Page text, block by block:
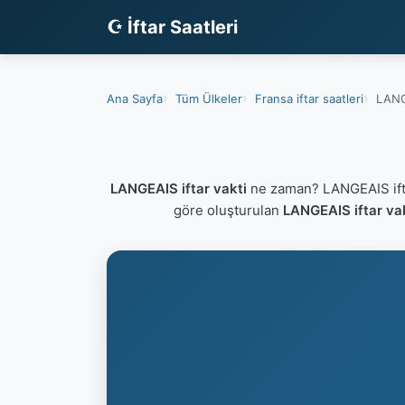
☪ İftar Saatleri
Ana Sayfa Tüm Ülkeler Fransa iftar saatleri
LANGEAIS iftar vakti ne zaman? LANGEAIS
göre oluşturulan LANGEAIS iftar